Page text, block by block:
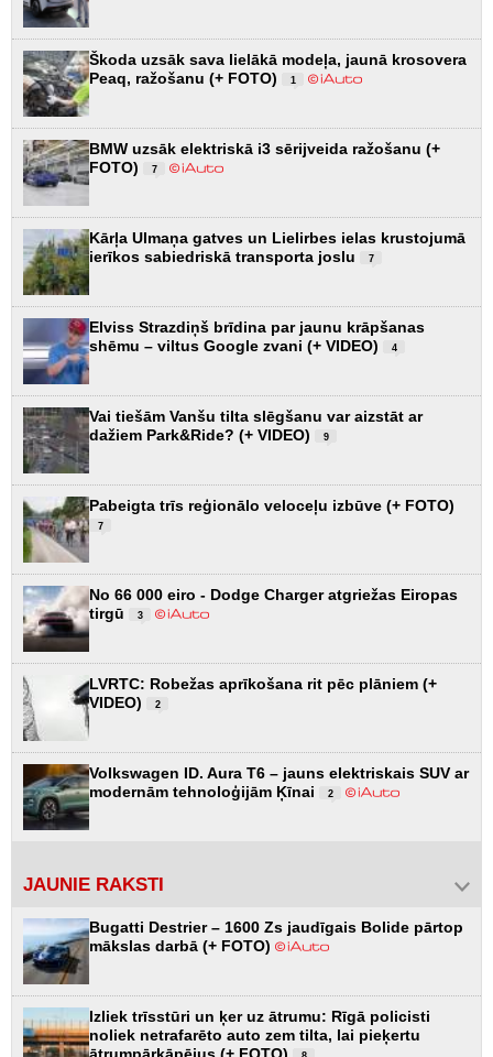
Škoda uzsāk sava lielākā modeļa, jaunā krosovera
Peaq, ražošanu (+ FOTO)
1
BMW uzsāk elektriskā i3 sērijveida ražošanu (+
FOTO)
7
Kārļa Ulmaņa gatves un Lielirbes ielas krustojumā
ierīkos sabiedriskā transporta joslu
7
Elviss Strazdiņš brīdina par jaunu krāpšanas
shēmu – viltus Google zvani (+ VIDEO)
4
Vai tiešām Vanšu tilta slēgšanu var aizstāt ar
dažiem Park&Ride? (+ VIDEO)
9
Pabeigta trīs reģionālo veloceļu izbūve (+ FOTO)
7
No 66 000 eiro - Dodge Charger atgriežas Eiropas
tirgū
3
LVRTC: Robežas aprīkošana rit pēc plāniem (+
VIDEO)
2
Volkswagen ID. Aura T6 – jauns elektriskais SUV ar
modernām tehnoloģijām Ķīnai
2
JAUNIE RAKSTI
Bugatti Destrier – 1600 Zs jaudīgais Bolide pārtop
mākslas darbā (+ FOTO)
Izliek trīsstūri un ķer uz ātrumu: Rīgā policisti
noliek netrafarēto auto zem tilta, lai pieķertu